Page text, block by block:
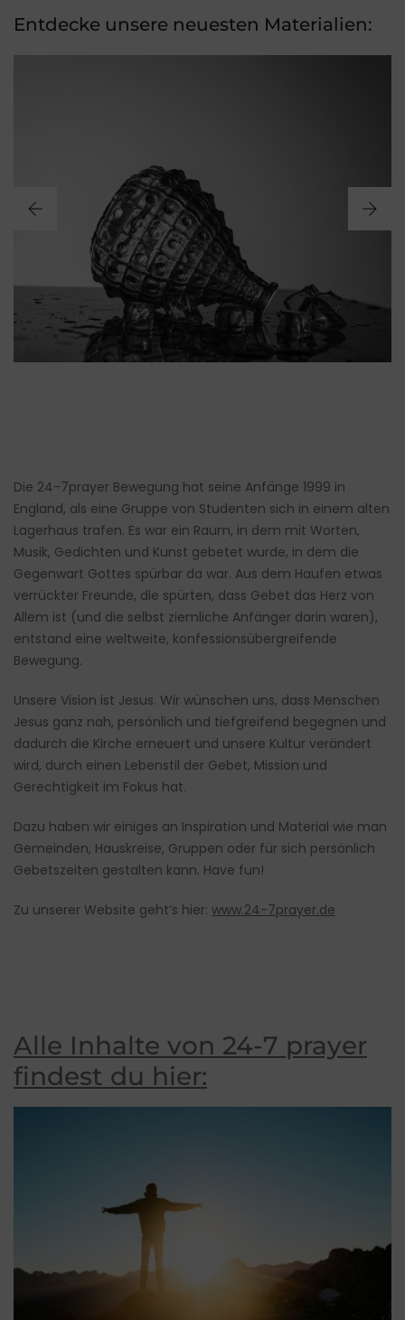
Entdecke unsere neuesten Materialien:
Die 24-7prayer Bewegung hat seine Anfänge 1999 in
England, als eine Gruppe von Studenten sich in einem alten
Lagerhaus trafen. Es war ein Raum, in dem mit Worten,
Musik, Gedichten und Kunst gebetet wurde, in dem die
Gegenwart Gottes spürbar da war. Aus dem Haufen etwas
verrückter Freunde, die spürten, dass Gebet das Herz von
Allem ist (und die selbst ziemliche Anfänger darin waren),
entstand eine weltweite, konfessionsübergreifende
Bewegung.
Unsere Vision ist Jesus. Wir wünschen uns, dass Menschen
Jesus ganz nah, persönlich und tiefgreifend begegnen und
dadurch die Kirche erneuert und unsere Kultur verändert
wird, durch einen Lebenstil der Gebet, Mission und
Gerechtigkeit im Fokus hat.
Dazu haben wir einiges an Inspiration und Material wie man
Gemeinden, Hauskreise, Gruppen oder für sich persönlich
Gebetszeiten gestalten kann. Have fun!
Zu unserer Website geht’s hier: www.24-7prayer.de
Alle Inhalte von 24-7 prayer
findest du hier: